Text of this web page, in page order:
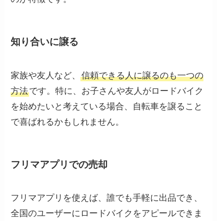
知り合いに譲る
家族や友人など、信頼できる人に譲るのも一つの
方法です。特に、お子さんや友人がロードバイク
を始めたいと考えている場合、自転車を譲ること
で喜ばれるかもしれません。
フリマアプリでの売却
フリマアプリを使えば、誰でも手軽に出品でき、
全国のユーザーにロードバイクをアピールできま